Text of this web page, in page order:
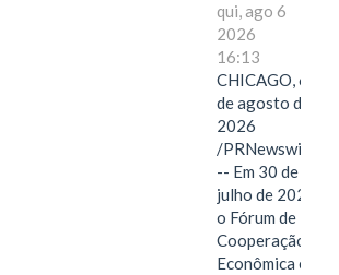
qui, ago 6
2026
16:13
CHICAGO, 6
de agosto de
2026
/PRNewswire/
-- Em 30 de
julho de 2026,
o Fórum de
Cooperação
Econômica e